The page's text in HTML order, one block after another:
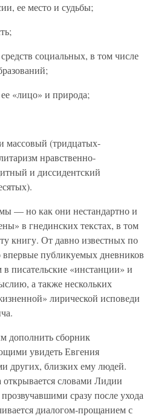
ее место и судьбы;
социальных, в том числе
«лицо» и природа;
массовый (тридцатых-
нравственно-
и диссидентский
— но как они нестандартно и
в гнединских текстах, в том
книгу. От давно известных по
впервые публикуемых дневников
писательские «инстанции» и
а также нескольких
лирической исповеди
дополнить сборник
увидеть Евгения
других, близких ему людей.
словами Лидии
сразу после ухода
диалогом-прощанием с